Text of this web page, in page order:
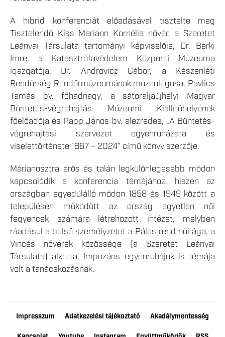
A hibrid konferenciát előadásával tisztelte meg
Tisztelendő Kiss Mariann Kornélia nővér, a Szeretet
Leányai Társulata tartományi képviselője, Dr. Berki
Imre, a Katasztrófavédelem Központi Múzeuma
igazgatója, Dr. Androvicz Gábor, a Készenléti
Rendőrség Rendőrmúzeumának muzeológusa, Pavlics
Tamás bv. főhadnagy, a sátoraljaújhelyi Magyar
Büntetés-végrehajtás Múzeumi Kiállítóhelyének
főelőadója és Papp János bv. alezredes, „A Büntetés-
végrehajtási szervezet egyenruházata és
viselettörténete 1867 – 2024” című könyv szerzője.
Márianosztra erős és talán legkülönlegesebb módon
kapcsolódik a konferencia témájához, hiszen az
országban egyedülálló módon 1858 és 1949 között a
településen működött az ország egyetlen női
fegyencek számára létrehozott intézet, melyben
ráadásul a belső személyzetet a Pálos rend női ága, a
Vincés nővérek közössége (a Szeretet Leányai
Társulata) alkotta. Impozáns egyenruhájuk is témája
volt a tanácskozásnak.
Impresszum Adatkezelési tájékoztató Akadálymentesség